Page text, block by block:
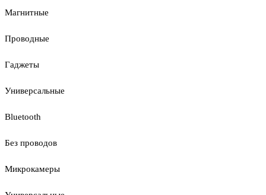
Магнитные
Проводные
Гаджеты
Универсальные
Bluetooth
Без проводов
Микрокамеры